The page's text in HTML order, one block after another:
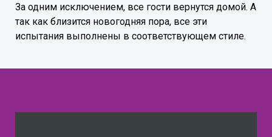
За одним исключением, все гости вернутся домой. А
так как близится новогодняя пора, все эти
испытания выполнены в соответствующем стиле.